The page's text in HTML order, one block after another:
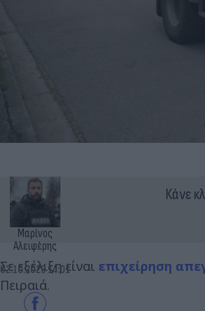
Μαρίνος
Αλειφέρης
02.10.2023 14:01
Κάνε
Σε εξέλιξη είναι επιχείρηση
Πειραιά.